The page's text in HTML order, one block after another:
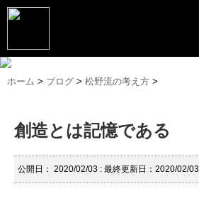
トップページ
松野恵介のブログ
会社概要
ホーム > ブログ > 松野流の考え方 >
創造とは記憶である
公開日： 2020/02/03 : 最終更新日：2020/02/03